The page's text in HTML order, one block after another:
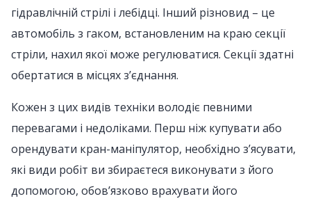
гідравлічній стрілі і лебідці. Інший різновид – це
автомобіль з гаком, встановленим на краю секції
стріли, нахил якої може регулюватися. Секції здатні
обертатися в місцях з’єднання.
Кожен з цих видів техніки володіє певними
перевагами і недоліками. Перш ніж купувати або
орендувати кран-маніпулятор, необхідно з’ясувати,
які види робіт ви збираєтеся виконувати з його
допомогою, обов’язково врахувати його